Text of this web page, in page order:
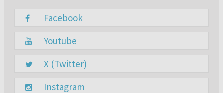
Facebook
Youtube
X (Twitter)
Instagram